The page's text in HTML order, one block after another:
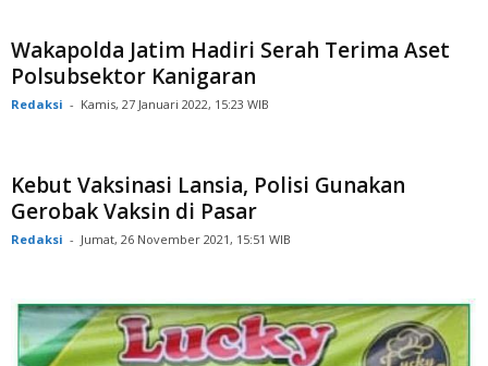
Wakapolda Jatim Hadiri Serah Terima Aset
Polsubsektor Kanigaran
Redaksi - Kamis, 27 Januari 2022, 15:23 WIB
Kebut Vaksinasi Lansia, Polisi Gunakan
Gerobak Vaksin di Pasar
Redaksi - Jumat, 26 November 2021, 15:51 WIB